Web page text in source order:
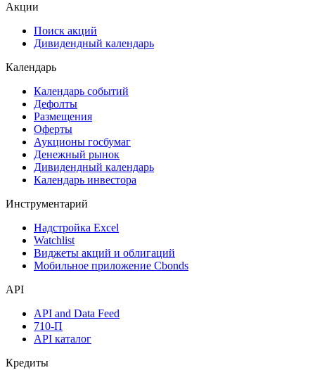
Акции
Поиск акций
Дивидендный календарь
Календарь
Календарь событий
Дефолты
Размещения
Оферты
Аукционы госбумаг
Денежный рынок
Дивидендный календарь
Календарь инвестора
Инструментарий
Надстройка Excel
Watchlist
Виджеты акций и облигаций
Мобильное приложение Cbonds
API
API and Data Feed
710-П
API каталог
Кредиты